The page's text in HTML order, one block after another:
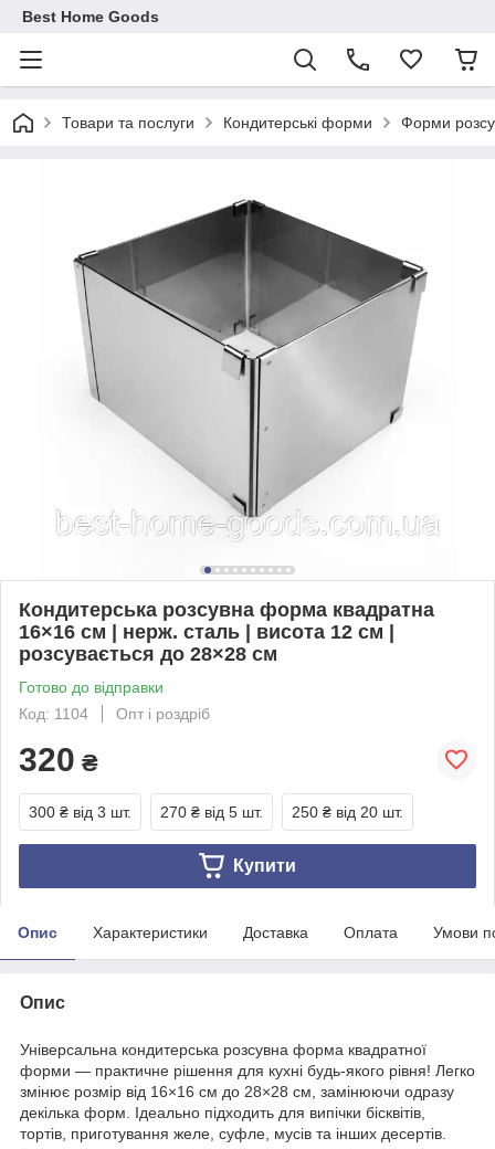
Best Home Goods
Товари та послуги Кондитерські форми Форми
Кондитерська розсувна форма квадратна
16×16 см | нерж. сталь | висота 12 см |
розсувається до 28×28 см
Готово до відправки
Код: 1104
Опт і роздріб
320 ₴
300 ₴ від 3 шт. 270 ₴ від 5 шт. 250 ₴ від 20 шт.
Купити
Опис Характеристики Доставка Оплата Умови
Опис
Універсальна кондитерська розсувна форма квадратної
форми — практичне рішення для кухні будь-якого рівня! Легко
змінює розмір від 16×16 см до 28×28 см, замінюючи одразу
декілька форм. Ідеально підходить для випічки бісквітів,
тортів, приготування желе, суфле, мусів та інших десертів.